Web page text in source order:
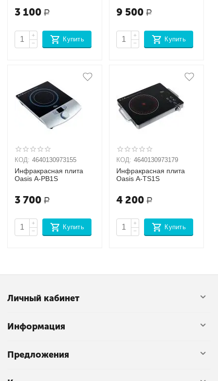
3 100 Р
+
−
Купить
9 500 Р
+
−
Купить
КОД: 4640130973155
Инфракрасная плита
Oasis A-PB1S
3 700 Р
+
−
Купить
КОД: 4640130973179
Инфракрасная плита
Oasis A-TS1S
4 200 Р
+
−
Купить
Личный кабинет
Информация
Предложения